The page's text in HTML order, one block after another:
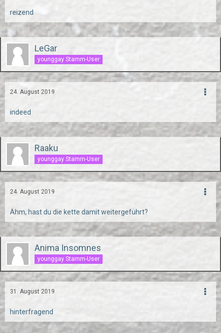
reizend
LeGar
younggay Stamm-User
24. August 2019
indeed
Raaku
younggay Stamm-User
24. August 2019
Ähm, hast du die kette damit weitergeführt?
Anima Insomnes
younggay Stamm-User
31. August 2019
hinterfragend